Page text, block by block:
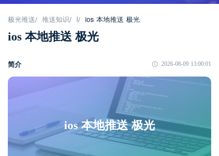
极光推送/ 推送知识/ I/ ios 本地推送 极光
ios 本地推送 极光
简介 2026-08-09 13:00:01
ios 本地推送 极光